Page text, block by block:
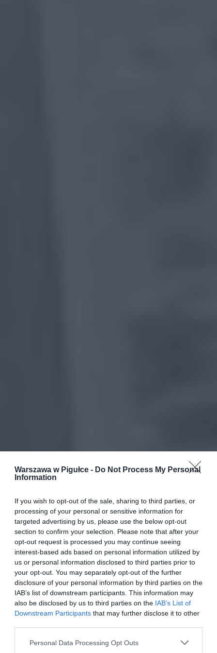
Warszawa w Pigułce - Do Not Process My Personal
Information
If you wish to opt-out of the sale, sharing to third parties, or
processing of your personal or sensitive information for
targeted advertising by us, please use the below opt-out
section to confirm your selection. Please note that after your
opt-out request is processed you may continue seeing
interest-based ads based on personal information utilized by
us or personal information disclosed to third parties prior to
your opt-out. You may separately opt-out of the further
disclosure of your personal information by third parties on the
IAB’s list of downstream participants. This information may
also be disclosed by us to third parties on the IAB’s List of
Downstream Participants that may further disclose it to other
Personal Data Processing Opt Outs